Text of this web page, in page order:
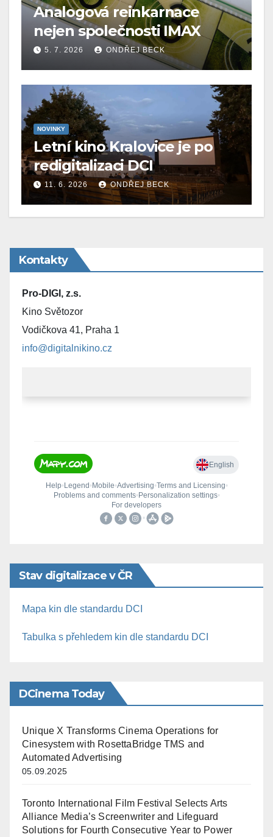
Analogová reinkarnace
nejen společnosti IMAX
5. 7. 2026 ONDŘEJ BECK
NOVINKY
Letní kino Kralovice je po
redigitalizaci DCI
11. 6. 2026 ONDŘEJ BECK
Kontakty
Pro-DIGI, z.s.
Kino Světozor
Vodičkova 41, Praha 1
info@digitalnikino.cz
Stav digitalizace v ČR
Mapa kin dle standardu DCI
Tabulka s přehledem kin dle standardu DCI
DCinema Today
Unique X Transforms Cinema Operations for
Cinesystem with RosettaBridge TMS and
Automated Advertising
05.09.2025
Toronto International Film Festival Selects Arts
Alliance Media’s Screenwriter and Lifeguard
Solutions for Fourth Consecutive Year to Power